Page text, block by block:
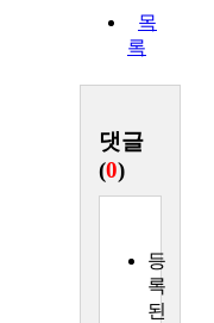
목
록
댓글
(0)
등
록
된